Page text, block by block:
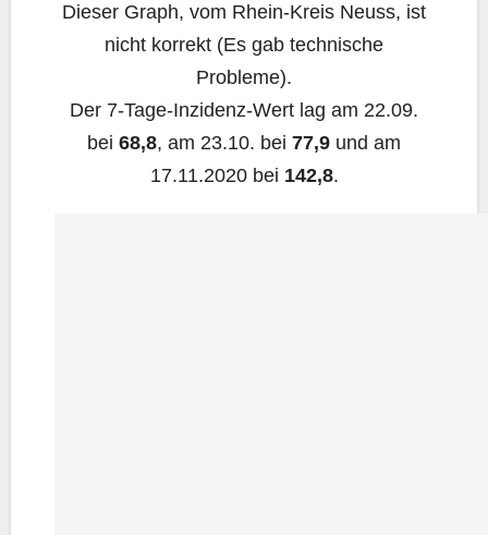
Die­ser Graph, vom Rhein-Kreis Neuss, ist
nicht kor­rekt (Es gab tech­ni­sche
Probleme).
Der 7‑Ta­ge-Inzi­denz-Wert lag am 22.09.
bei 68,8, am 23.10. bei 77,9 und am
17.11.2020 bei 142,8.